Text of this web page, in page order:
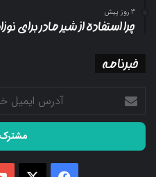
3 روز پیش
چرا استفاده از شیر مادر برای
خبرنامه
آدرس
ایمیل
خود
وارد